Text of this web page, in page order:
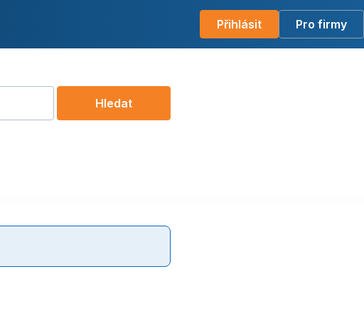
Přihlásit Pro firmy
Hledat